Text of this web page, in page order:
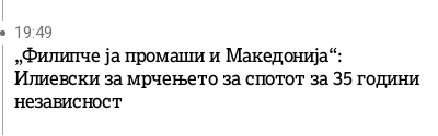
19:49
„Филипче ја промаши и Македонија“:
Илиевски за мрчењето за спотот за 35 години
независност